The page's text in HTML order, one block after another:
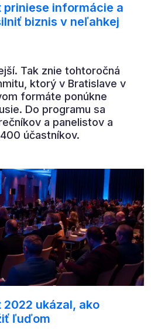
priniese informácie a
biznis v neľahkej
Tak znie tohtoročná
ktorý v Bratislave v
formáte ponúkne
Do programu sa
a panelistov a
účastníkov.
2022 ukázal, ako
ľuďom